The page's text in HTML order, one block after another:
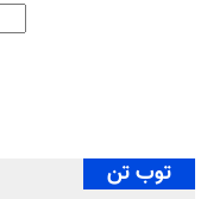
توب تن